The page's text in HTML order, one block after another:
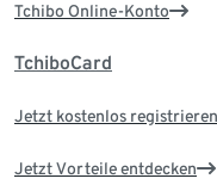
Tchibo Online-Konto
TchiboCard
Jetzt kostenlos registrieren
Jetzt Vorteile entdecken